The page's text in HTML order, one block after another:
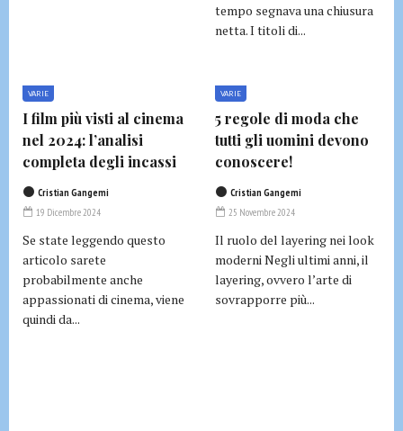
tempo segnava una chiusura
netta. I titoli di...
VARIE
I film più visti al cinema
nel 2024: l’analisi
completa degli incassi
Cristian Gangemi
19 Dicembre 2024
Se state leggendo questo
articolo sarete
probabilmente anche
appassionati di cinema, viene
quindi da...
VARIE
5 regole di moda che
tutti gli uomini devono
conoscere!
Cristian Gangemi
25 Novembre 2024
Il ruolo del layering nei look
moderni Negli ultimi anni, il
layering, ovvero l’arte di
sovrapporre più...